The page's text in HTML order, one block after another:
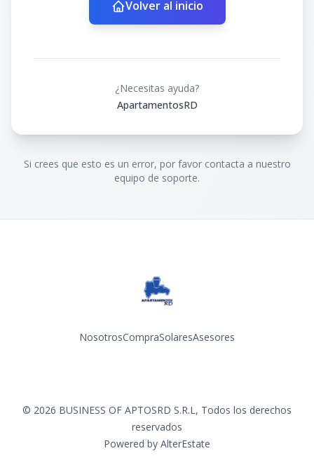
Volver al inicio
¿Necesitas ayuda?
ApartamentosRD
Si crees que esto es un error, por favor contacta a nuestro
equipo de soporte.
NosotrosCompraSolaresAsesores
© 2026 BUSINESS OF APTOSRD S.R.L, Todos los derechos
reservados
Powered by AlterEstate